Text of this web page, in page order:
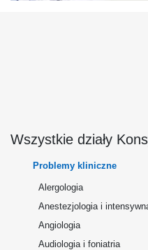
Wszystkie działy
Problemy kliniczne
Alergologia
Anestezjologia i
Angiologia
Audiologia i foniatria